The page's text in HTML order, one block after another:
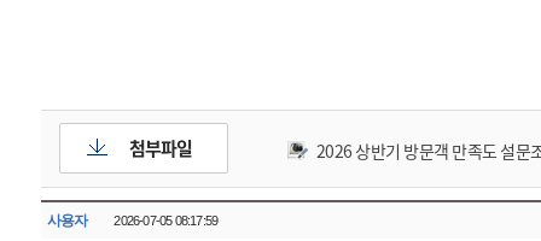
첨부파일 2026 상반기 방문객 만족도 설
사용자 2026-07-05 08:17:59